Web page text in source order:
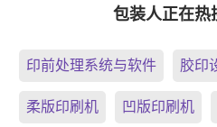
包装人正在
印前处理系统与软件 胶印
柔版印刷机 凹版印刷机